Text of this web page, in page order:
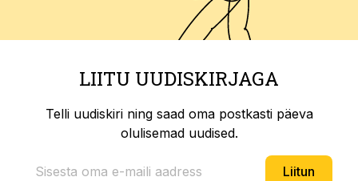
LIITU UUDISKIRJAGA
Telli uudiskiri ning saad oma postkasti päeva
olulisemad uudised.
Liitun